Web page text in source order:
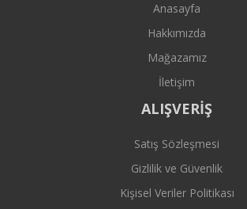
Anasayfa
Hakkımızda
Mağazamız
İletişim
ALIŞVERİŞ
Satış Sözleşmesi
Gizlilik ve Güvenlik
Kişisel Veriler Politikası